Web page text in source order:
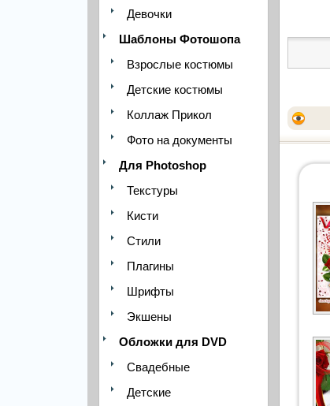
Девочки
Шаблоны Фотошопа
Взрослые костюмы
Детские костюмы
Коллаж Прикол
Фото на документы
Для Photoshop
Текстуры
Кисти
Стили
Плагины
Шрифты
Экшены
Обложки для DVD
Свадебные
Детские